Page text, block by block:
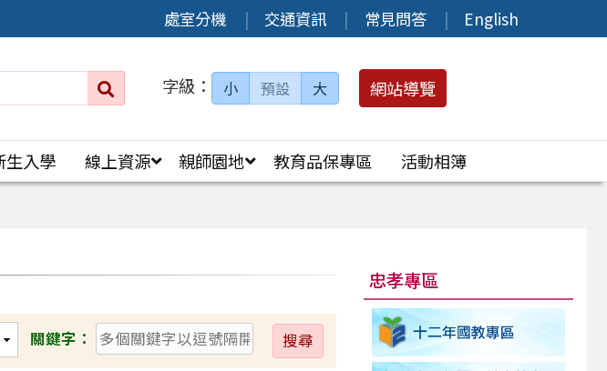
處室分機 交通資訊 常見問答 English
字級： 小 預設 大 網站導覽
生入學 線上資源 親師園地 教育品保專區
活動相簿
關鍵字：
送
出
忠孝專區